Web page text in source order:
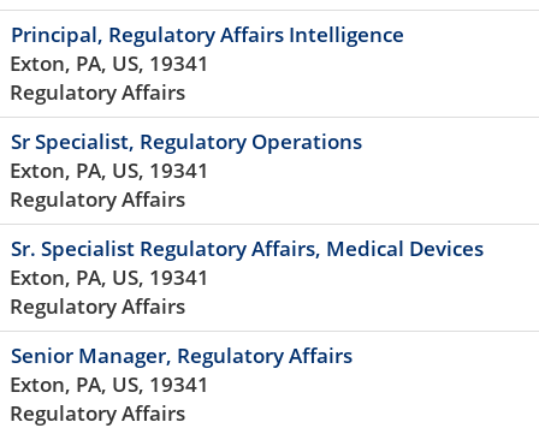
Principal, Regulatory Affairs Intelligence
Exton, PA, US, 19341
Regulatory Affairs
Sr Specialist, Regulatory Operations
Exton, PA, US, 19341
Regulatory Affairs
Sr. Specialist Regulatory Affairs, Medical Devices
Exton, PA, US, 19341
Regulatory Affairs
Senior Manager, Regulatory Affairs
Exton, PA, US, 19341
Regulatory Affairs